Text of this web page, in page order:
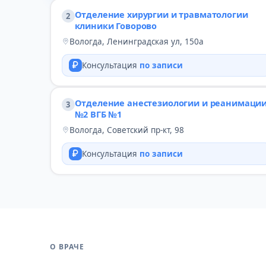
2 Отделение хирургии и травматологии
клиники Говорово
Вологда, Ленинградская ул, 150а
Консультация по записи
3 Отделение анестезиологии и
№2 ВГБ №1
Вологда, Советский пр-кт, 98
Консультация по записи
О ВРАЧЕ